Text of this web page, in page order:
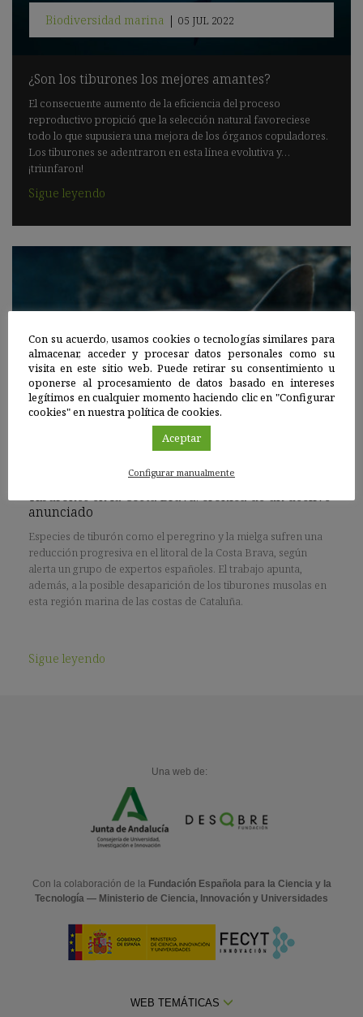
Biodiversidad marina | 05 JUL 2022
¿Son los tiburones los mejores amantes?
El consecuente aumento de la eficiencia del proceso
reproductivo propició que la selección natural favoreciese
todo lo que supusiera una mejora de los órganos copuladores.
Los tiburones se adentraron en esta línea evolutiva y…
¡triunfaron!
Sigue leyendo
Tiburones en la Costa Brava: crónica de un declive
anunciado
Especies de tiburón como el peregrino y la mielga sufren una
reducción progresiva en el litoral de la Costa Brava, según
alerta un grupo de expertos españoles. El trabajo apunta,
además, a la posible desaparición de los tiburones musolas en
esta región marina de las costas de Cataluña.
Sigue leyendo
Una web de:
Con la colaboración de la Fundación Española para la Ciencia y la
Tecnología — Ministerio de Ciencia, Innovación y Universidades
WEB TEMÁTICAS
Con su acuerdo, usamos cookies o tecnologías similares para
almacenar, acceder y procesar datos personales como su
visita en este sitio web. Puede retirar su consentimiento u
oponerse al procesamiento de datos basado en intereses
legítimos en cualquier momento haciendo clic en "Configurar
cookies" en nuestra política de cookies.
Aceptar
Configurar manualmente